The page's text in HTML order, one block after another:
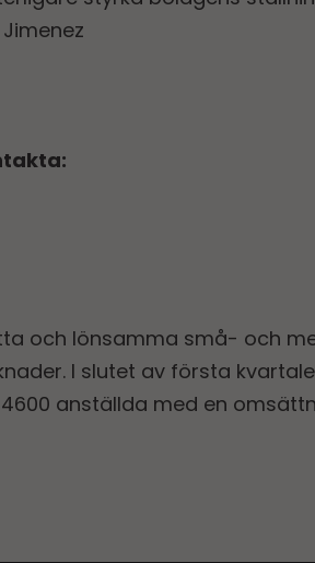
och lönsamma små- och
I slutet av första
anställda med en